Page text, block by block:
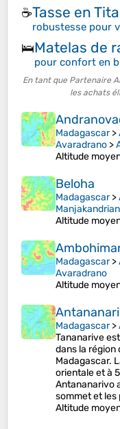
☕Tasse en
robustesse pour
🛌Matelas de
pour confort en
En tant que Partenaire
les achats
Madagascar>
Avaradrano >
Altitude
Beloha
Madagascar>
Altitude
Madagascar>
Avaradrano
Altitude
Madagascar>
Tananarive
dans la
Madagascar.
orientale et à
Antananarivo
sommet et les
Altitude